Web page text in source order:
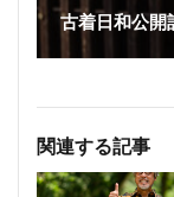
古着日和公開
関連する記事